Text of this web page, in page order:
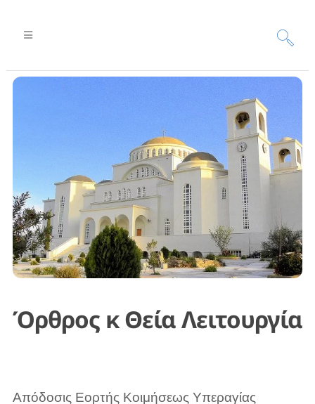
Όρθρος κ Θεία Λειτουργία
Απόδοσις Εορτής Κοιμήσεως Υπεραγίας